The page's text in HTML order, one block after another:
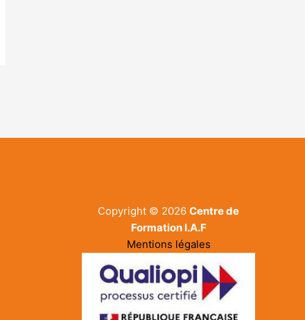
Copyright © 2026 Centre de
Formation I.A.F
Mentions légales